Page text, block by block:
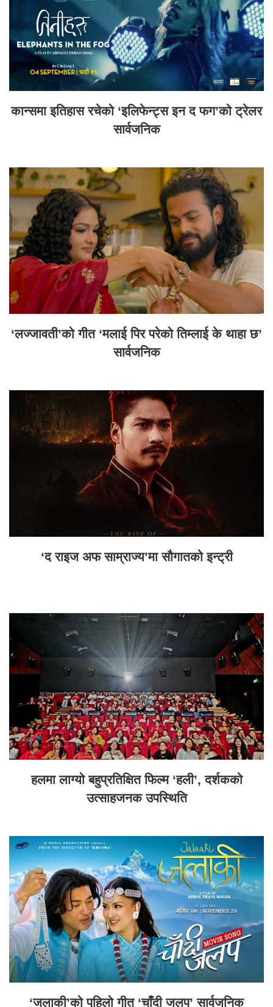
कान्समा इतिहास रचेको ‘इलिफेन्ट्स इन द फग’को ट्रेलर
सार्वजनिक
‘लज्जावती’को गीत ‘मलाई पिर परेको तिम्लाई के थाहा छ’
सार्वजनिक
‘द राइज अफ साम्राज्य’मा सौगातको इन्ट्री
हलमा लाग्यो बहुप्रतिक्षित फिल्म ‘हली’, दर्शकको
उत्साहजनक उपस्थिति
‘जलाकी’को पहिलो गीत ‘चाँदी जलप’ सार्वजनिक